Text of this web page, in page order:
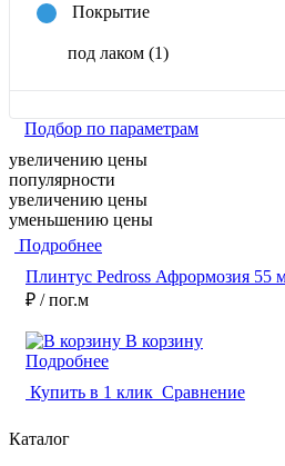
Покрытие
под лаком (1)
Подбор по параметрам
увеличению цены
популярности
увеличению цены
уменьшению цены
Подробнее
Плинтус Pedross Афрормозия 55
₽ / пог.м
В корзину
Подробнее
Купить в 1 клик Сравнение
Каталог